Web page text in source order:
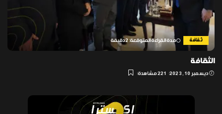
ثقافة مدة القراءة المتوقعة: 2 دقيقة
الثقافة
ديسمبر 10, 2023 221 مشاهدة